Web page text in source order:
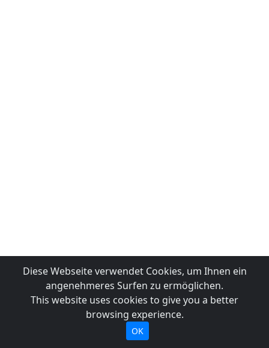
Diese Webseite verwendet Cookies, um Ihnen ein
angenehmeres Surfen zu ermöglichen.
This website uses cookies to give you a better
browsing experience.
OK